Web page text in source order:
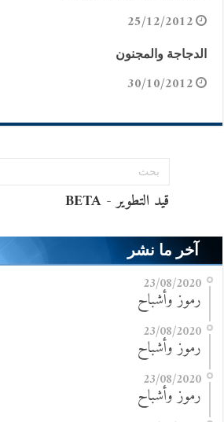
25/12/2012
الدجاجة والمجنون
30/10/2012
آخر ما نشر
23/08/2020
رموز وأشباح
23/08/2020
رموز وأشباح
23/08/2020
رموز وأشباح